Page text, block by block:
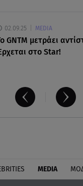
02.09.25 MEDIA
GNTM μετράει
στο Star!
MEDIA